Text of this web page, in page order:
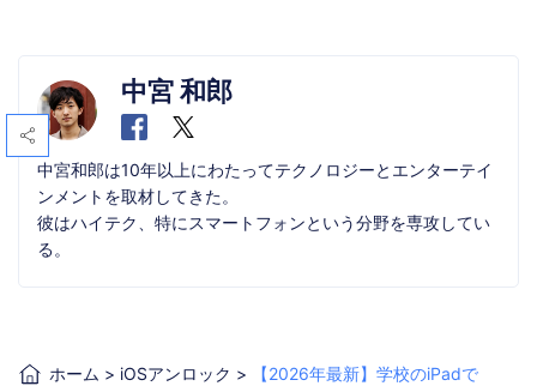
中宮 和郎
中宮和郎は10年以上にわたってテクノロジーとエンターテイ
ンメントを取材してきた。
彼はハイテク、特にスマートフォンという分野を専攻してい
る。
ホーム > iOSアンロック >
【2026年最新】学校のiPadで